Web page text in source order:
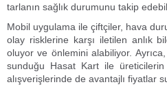
tarlanın sağlık durumunu takip
Mobil uygulama ile çiftçiler, hava
olay risklerine karşı iletilen anlık
oluyor ve önlemini alabiliyor.
sunduğu Hasat Kart ile
alışverişlerinde de avantajlı fiyatlar